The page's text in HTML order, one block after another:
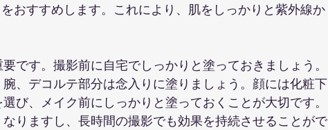
おすすめします。これにより、肌をしっかりと紫外線か
です。撮影前に自宅でしっかりと塗っておきましょう。
、デコルテ部分は念入りに塗りましょう。顔には化粧下
び、メイク前にしっかりと塗っておくことが大切です。
りますし、長時間の撮影でも効果を持続させることがで